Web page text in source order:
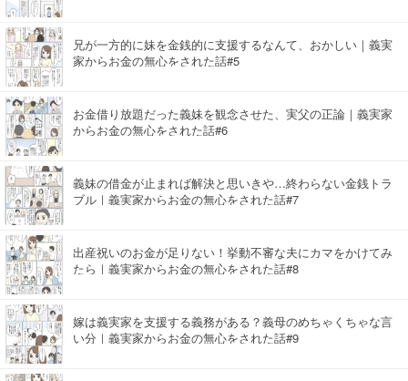
兄が一方的に妹を金銭的に支援するなんて、おかしい｜義実
家からお金の無心をされた話#5
お金借り放題だった義妹を観念させた、実父の正論｜義実家
からお金の無心をされた話#6
義妹の借金が止まれば解決と思いきや…終わらない金銭トラ
ブル｜義実家からお金の無心をされた話#7
出産祝いのお金が足りない！挙動不審な夫にカマをかけてみ
たら｜義実家からお金の無心をされた話#8
嫁は義実家を支援する義務がある？義母のめちゃくちゃな言
い分｜義実家からお金の無心をされた話#9